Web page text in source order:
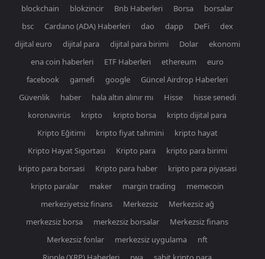
blockchain
blokzincir Bnb Haberleri Borsa
borsalar
bsc
Cardano (ADA) Haberleri dao dapp DeFi
dex
dijital euro
dijital para dijital para birimi Dolar
ekonomi
ena coin haberleri
ETF Haberleri ethereum
euro
facebook
gamefi google
Güncel Airdrop Haberleri
Güvenlik
haber hala altın alınır mı Hisse
hisse senedi
koronavirüs
kripto kripto borsa
kripto dijital para
Kripto Eğitimi
kripto fiyat tahmini
kripto hayat
Kripto Hayat Sigortası
Kripto para
kripto para birimi
kripto para borsasi
Kripto para haber
kripto para piyasasi
kripto paralar
maker margin trading
memecoin
merkeziyetsiz finans
Merkezsiz
Merkezsiz ağ
merkezsiz borsa
merkezsiz borsalar
Merkezsiz finans
Merkezsiz fonlar
merkezsiz uygulama
nft